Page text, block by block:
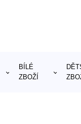
BÍLÉ
ZBOŽÍ